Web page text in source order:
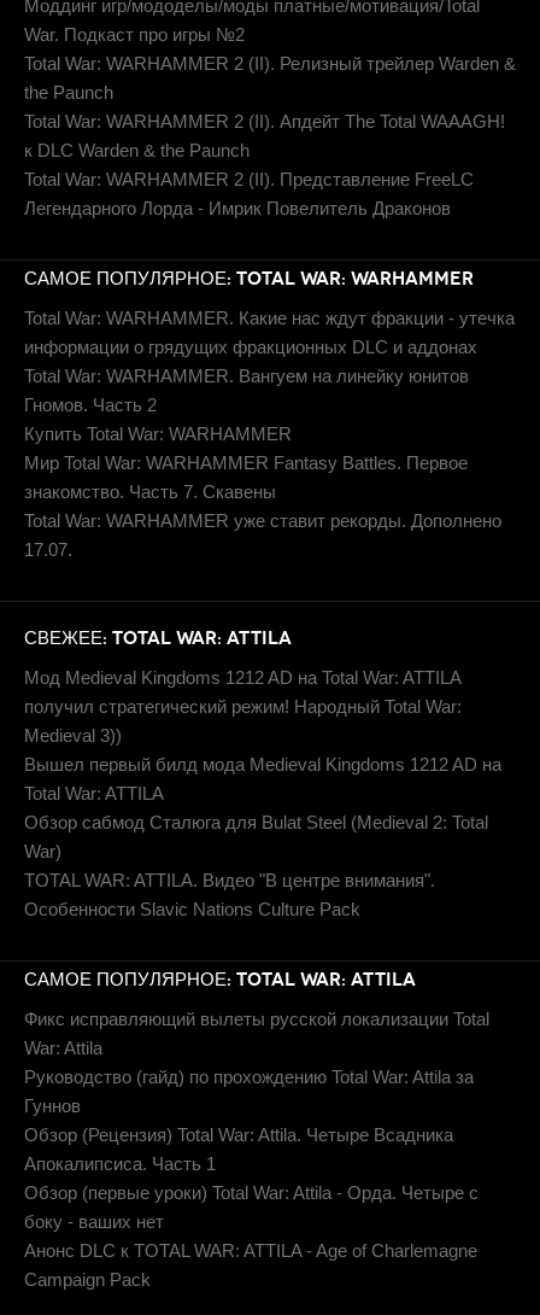
Моддинг игр/мододелы/моды платные/мотивация/Total
War. Подкаст про игры №2
Total War: WARHAMMER 2 (II). Релизный трейлер Warden &
the Paunch
Total War: WARHAMMER 2 (II). Апдейт The Total WAAAGH!
к DLC Warden & the Paunch
Total War: WARHAMMER 2 (II). Представление FreeLC
Легендарного Лорда - Имрик Повелитель Драконов
САМОЕ ПОПУЛЯРНОЕ: TOTAL WAR: WARHAMMER
Total War: WARHAMMER. Какие нас ждут фракции - утечка
информации о грядущих фракционных DLC и аддонах
Total War: WARHAMMER. Вангуем на линейку юнитов
Гномов. Часть 2
Купить Total War: WARHAMMER
Мир Total War: WARHAMMER Fantasy Battles. Первое
знакомство. Часть 7. Скавены
Total War: WARHAMMER уже ставит рекорды. Дополнено
17.07.
СВЕЖЕЕ: TOTAL WAR: ATTILA
Мод Medieval Kingdoms 1212 AD на Total War: ATTILA
получил стратегический режим! Народный Total War:
Medieval 3))
Вышел первый билд мода Medieval Kingdoms 1212 AD на
Total War: ATTILA
Обзор сабмод Сталюга для Bulat Steel (Medieval 2: Total
War)
TOTAL WAR: ATTILA. Видео "В центре внимания".
Особенности Slavic Nations Culture Pack
САМОЕ ПОПУЛЯРНОЕ: TOTAL WAR: ATTILA
Фикс исправляющий вылеты русской локализации Total
War: Attila
Руководство (гайд) по прохождению Total War: Attila за
Гуннов
Обзор (Рецензия) Total War: Attila. Четыре Всадника
Апокалипсиса. Часть 1
Обзор (первые уроки) Total War: Attila - Орда. Четыре с
боку - ваших нет
Анонс DLC к TOTAL WAR: ATTILA - Age of Charlemagne
Campaign Pack